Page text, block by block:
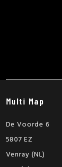
Multi Map
De Voorde 6
5807 EZ
Venray (NL)